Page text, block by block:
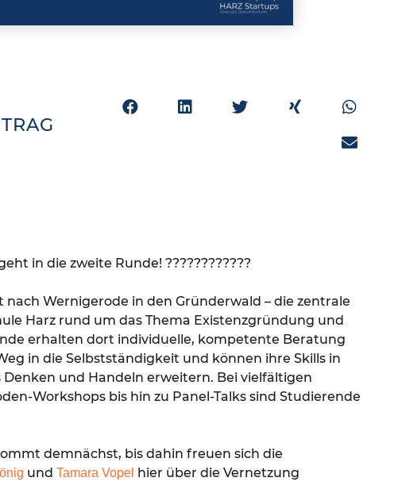
in die zweite Runde! ????????????⁣
Wernigerode in den Gründerwald – die zentrale
Harz rund um das Thema Existenzgründung und
erhalten dort individuelle, kompetente Beratung
in die Selbstständigkeit und können ihre Skills in
und Handeln erweitern. Bei vielfältigen
Workshops bis hin zu Panel-Talks sind Studierende
demnächst, bis dahin freuen sich die
und Tamara Vopel
hier über die Vernetzung